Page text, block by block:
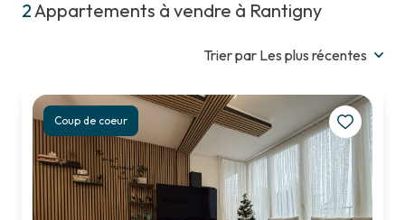
TERRAINS
EMAIL
2Appartements à vendre à Rantigny
Trier par Les plus récentes
Coup de coeur